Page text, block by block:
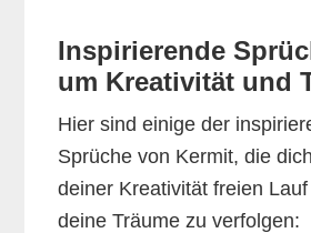
Inspirierende
um Kreativität und
Hier sind einige der
Sprüche von Kermit, die
deiner Kreativität freien
deine Träume zu verfolgen: